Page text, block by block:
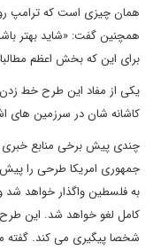
همان چیزی است که ترامپ
همچنین گفت: «شاید بهتر باشد
برای این که بخش اعظم
یکی از مفاد این طرح خط زدن
کاشانه شان در سرزمین های
چندی پیش برخی منابع خبری
جمهوری امریکا طرحی را پیش
به فلسطین واگذار خواهد
کامل لغو خواهد شد. این
شخصا پیگیری می کند. گفته